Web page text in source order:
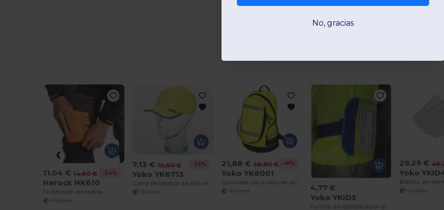
11,04 € 14,60 € -24%
Herock HK610
Protección de rodilla
+1 Colores
7,13 € 10,60 € -33%
Yoko YK6713
+2 Colores
21,88 € 36,80 € -41%
Yoko YK8001
+2 Colores
4,77 €
Yoko YKID3
29,29 €
Yoko
+1 Colores
No, gracias